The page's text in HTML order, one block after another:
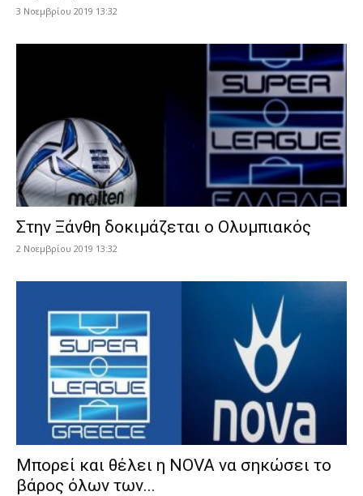
3 Νοεμβρίου 2019 13:32
Στην Ξάνθη δοκιμάζεται ο Ολυμπιακός
2 Νοεμβρίου 2019 13:32
Mπορεί και θέλει η NOVA να σηκώσει το
βάρος όλων των...